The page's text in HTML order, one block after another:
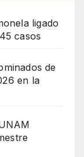
ligado
casos
de
en la